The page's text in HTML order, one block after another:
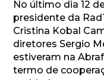
No último dia 12
presidente da
Cristina Kobal
diretores Sergio
estiveram na
termo de